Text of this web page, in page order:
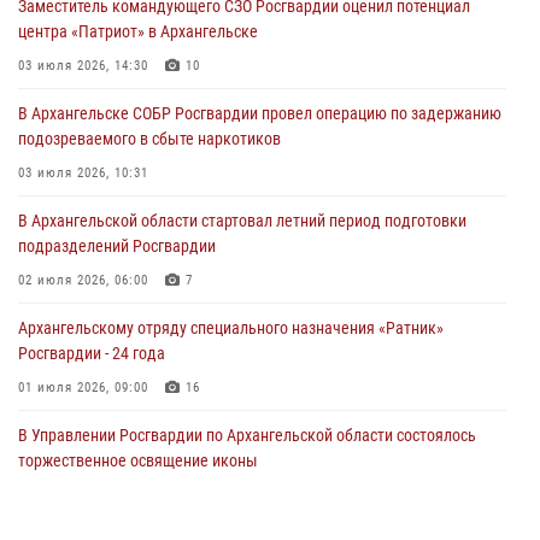
Заместитель командующего СЗО Росгвардии оценил потенциал
центра «Патриот» в Архангельске
03 июля 2026, 14:30 10
В Архангельске СОБР Росгвардии провел операцию по задержанию
подозреваемого в сбыте наркотиков
03 июля 2026, 10:31
В Архангельской области стартовал летний период подготовки
подразделений Росгвардии
02 июля 2026, 06:00 7
Архангельскому отряду специального назначения «Ратник»
Росгвардии - 24 года
01 июля 2026, 09:00 16
В Управлении Росгвардии по Архангельской области состоялось
торжественное освящение иконы